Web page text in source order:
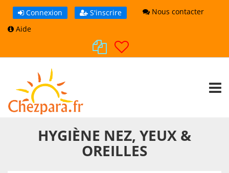
Connexion S'inscrire
Nous contacter
Aide
HYGIÈNE NEZ, YEUX &
OREILLES